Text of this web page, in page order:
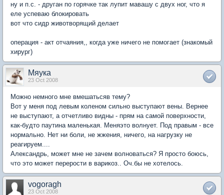
ну и п.с. - друган по горячке так лупит мавашу с двух ног, что я
еле успеваю блокировать
вот что сидр животворящий делает
операция - акт отчаяния,, когда уже ничего не помогает (знакомый
хирург)
Мяука
23 Oct 2008
Можно немного мне вмешатьсяв тему?
Вот у меня под левым коленом сильно выступают вены. Вернее
не выступают, а отчетливо видны - прям на самой поверхности,
как-будто паутина маленькая. Меняэто волнует. Под правым - все
нормально. Нет ни боли, не жжения, ничего, на нагрузку не
реагируем....
Александрь, может мне не зачем волноваться? Я просто боюсь,
что это может перерости в варикоз.. Оч.бы не хотелось.
vogoragh
23 Oct 2008